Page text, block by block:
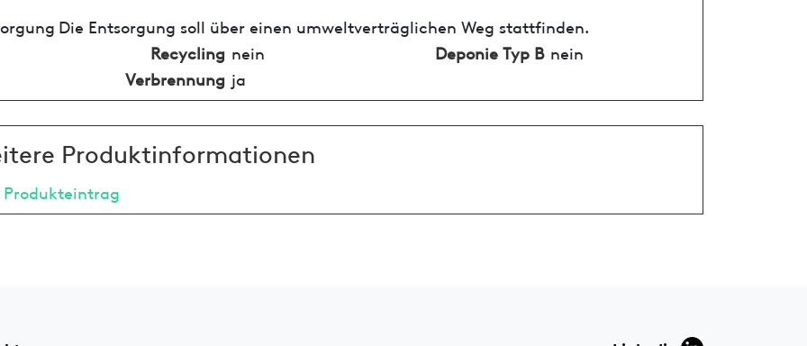
Die Entsorgung soll über einen umweltverträglichen Weg stattfinden.
Recycling nein Deponie Typ B nein
Verbrennung ja
Produktinformationen
Produkteintrag